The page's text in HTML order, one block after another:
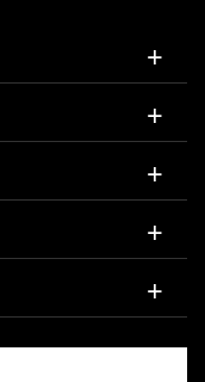
+
+
+
+
+